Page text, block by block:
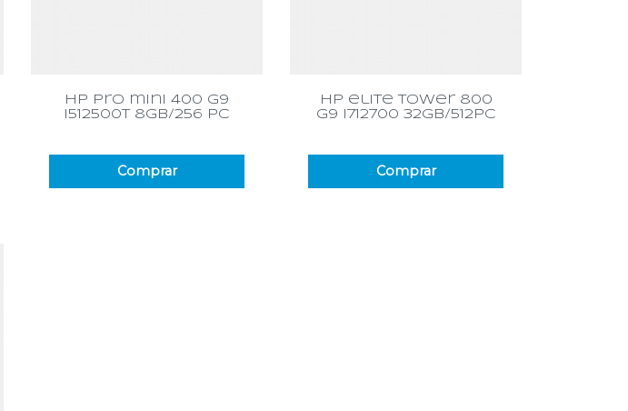
Vista rápida
hp pro mini 400 g9
i512500t 8gb/256 pc
Comprar
Vista rápida
hp elite tower 800
g9 i712700 32gb/512pc
Comprar